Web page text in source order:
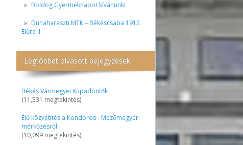
Boldog Gyermeknapot kívánunk!
Dunaharaszti MTK – Békéscsaba 1912
Előre II.
Legtöbbet olvasott bejegyzések
Békés Vármegyei Kupadöntők
(11,531 megtekintés)
Élő közvetítés a Kondoros - Mezőmegyer
mérkőzésről
(10,099 megtekintés)